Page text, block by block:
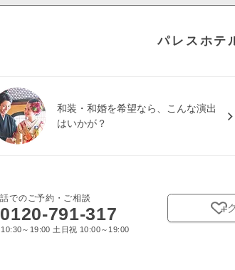
パレスホテ
和装・和婚を希望なら、こんな演出
はいかが？
でのご予約・ご相談
0120-791-317
～19:00 土日祝 10:00～19:00